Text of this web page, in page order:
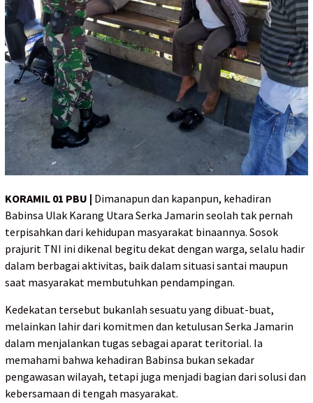
KORAMIL 01 PBU | Dimanapun dan kapanpun, kehadiran
Babinsa Ulak Karang Utara Serka Jamarin seolah tak pernah
terpisahkan dari kehidupan masyarakat binaannya. Sosok
prajurit TNI ini dikenal begitu dekat dengan warga, selalu hadir
dalam berbagai aktivitas, baik dalam situasi santai maupun
saat masyarakat membutuhkan pendampingan.
Kedekatan tersebut bukanlah sesuatu yang dibuat-buat,
melainkan lahir dari komitmen dan ketulusan Serka Jamarin
dalam menjalankan tugas sebagai aparat teritorial. Ia
memahami bahwa kehadiran Babinsa bukan sekadar
pengawasan wilayah, tetapi juga menjadi bagian dari solusi dan
kebersamaan di tengah masyarakat.